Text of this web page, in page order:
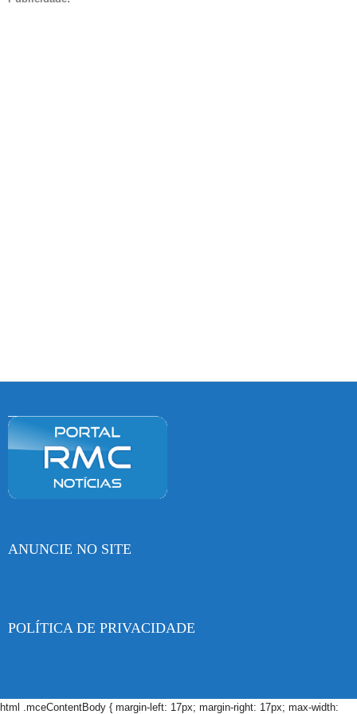
ANUNCIE NO SITE
POLÍTICA DE PRIVACIDADE
html .mceContentBody { margin-left: 17px; margin-right: 17px; max-width: